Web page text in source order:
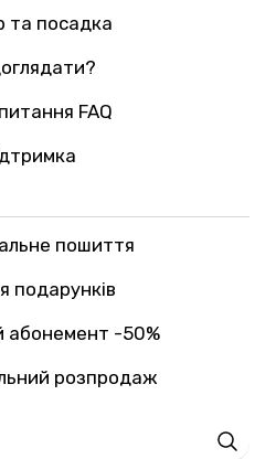
та посадка
FAQ
пошиття
подарунків
абонемент -50%
розпродаж